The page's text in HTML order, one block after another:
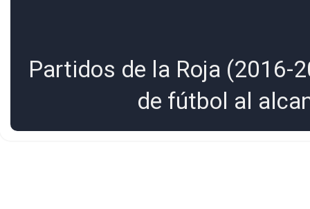
Partidos de la Roja (2016-
de fútbol al